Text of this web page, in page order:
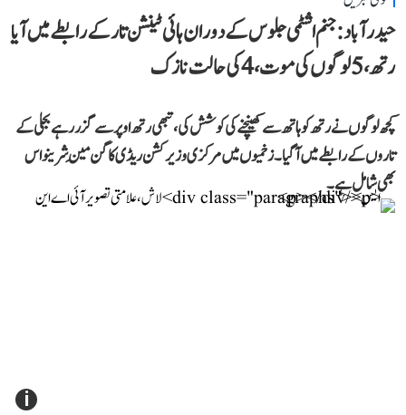
حیدر آباد : جنم اشٹمی جلوس کے دوران ہائی ٹینشن تار کے رابطے میں آیا
رتھ، 5 لوگوں کی موت، 4 کی حالت نازک
کچھ لوگوں نے رتھ کو ہاتھ سے کھینچنے کی کوشش کی، تبھی رتھ اوپر سے گزر رہے بجلی کے
تاروں کے رابطے میں آگیا۔ زخمیوں میں مرکزی وزیر کشن ریڈی کا گن مَین شرینواس
بھی شامل ہے۔
i